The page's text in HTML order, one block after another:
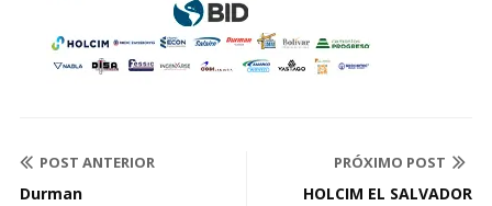
POST ANTERIOR
Durman
PRÓXIMO POST
HOLCIM EL SALVADOR